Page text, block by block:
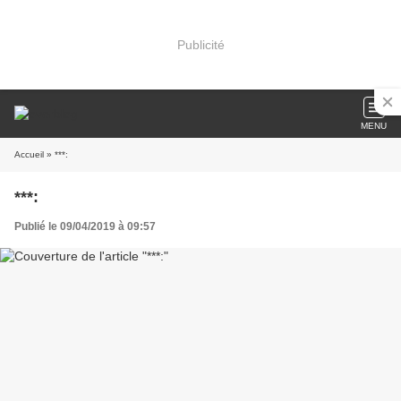
Publicité
MENU
Accueil » ***:
***:
Publié le 09/04/2019 à 09:57